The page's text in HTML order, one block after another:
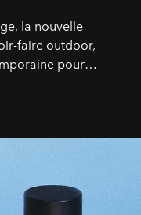
la nouvelle
faire outdoor,
pour